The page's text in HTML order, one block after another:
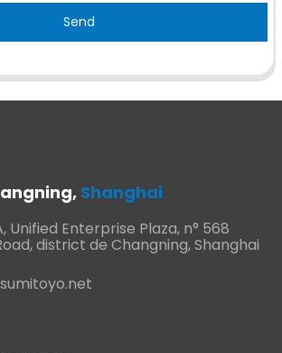
Send
Shanghai
Unified Enterprise Plaza, n° 568
district de Changning, Shanghai